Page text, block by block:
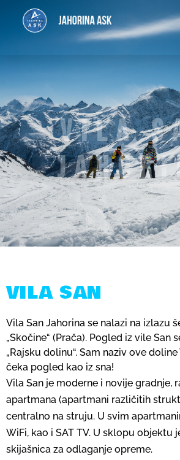
VILA
VILA SAN
Vila San Jahorina se nalazi na izlazu
„Skočine“ (Prača). Pogled iz vile San
„Rajsku dolinu“. Sam naziv ove
čeka pogled kao iz sna!
Vila San je moderne i novije gradnje,
apartmana (apartmani različitih
centralno na struju. U svim
WiFi, kao i SAT TV. U sklopu objektu
skijašnica za odlaganje opreme.